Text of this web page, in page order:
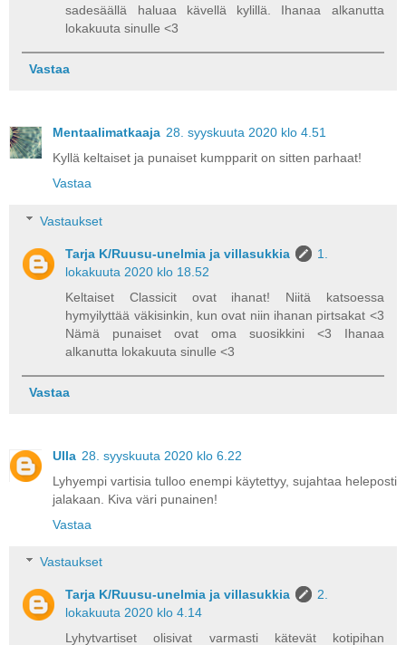
sadesäällä haluaa kävellä kylillä. Ihanaa alkanutta
lokakuuta sinulle <3
Vastaa
Mentaalimatkaaja 28. syyskuuta 2020 klo 4.51
Kyllä keltaiset ja punaiset kumpparit on sitten parhaat!
Vastaa
Vastaukset
Tarja K/Ruusu-unelmia ja villasukkia
1.
lokakuuta 2020 klo 18.52
Keltaiset Classicit ovat ihanat! Niitä katsoessa
hymyilyttää väkisinkin, kun ovat niin ihanan pirtsakat <3
Nämä punaiset ovat oma suosikkini <3 Ihanaa
alkanutta lokakuuta sinulle <3
Vastaa
Ulla 28. syyskuuta 2020 klo 6.22
Lyhyempi vartisia tulloo enempi käytettyy, sujahtaa heleposti
jalakaan. Kiva väri punainen!
Vastaa
Vastaukset
Tarja K/Ruusu-unelmia ja villasukkia
2.
lokakuuta 2020 klo 4.14
Lyhytvartiset olisivat varmasti kätevät kotipihan